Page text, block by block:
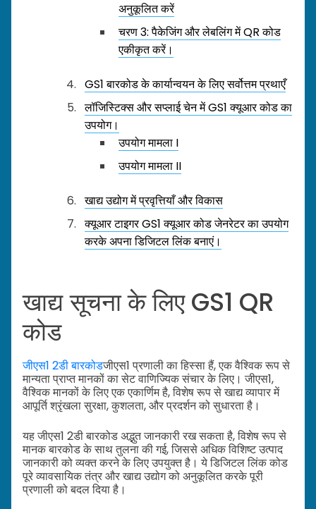
अनुकूलित करें
चरण 3: पैकेजिंग और लेबलिंग में QR कोड
एकीकृत करें।
GS1 बारकोड के कार्यान्वयन के लिए सर्वोत्तम प्रथाएँ
लॉजिस्टिक्स और सप्लाई चेन में GS1 क्यूआर कोड का
उपयोग।
उपयोग मामला I
उपयोग मामला II
खाद्य उद्योग में प्रवृत्तियाँ और विकास
क्यूआर टाइगर GS1 क्यूआर कोड जेनरेटर का उपयोग
करके अपना डिजिटल लिंक बनाएं।
खाद्य सूचना के लिए GS1 QR
कोड
जीएस1 2डी बारकोडजीएस1 प्रणाली का हिस्सा हैं, एक वैश्विक रूप से
मान्यता प्राप्त मानकों का सेट वाणिज्यिक संचार के लिए। जीएस1,
वैश्विक मानकों के लिए एक एकार्णिम है, विशेष रूप से खाद्य व्यापार में
आपूर्ति श्रृंखला सुरक्षा, कुशलता, और प्रदर्शन को सुधारता है।
यह जीएस1 2डी बारकोड अद्भुत जानकारी रख सकता है, विशेष रूप से
मानक बारकोड के साथ तुलना की गई, जिससे अधिक विशिष्ट उत्पाद
जानकारी को व्यक्त करने के लिए उपयुक्त है। ये डिजिटल लिंक कोड
पूरे व्यावसायिक तंत्र और खाद्य उद्योग को अनुकूलित करके पूरी
प्रणाली को बदल दिया है।